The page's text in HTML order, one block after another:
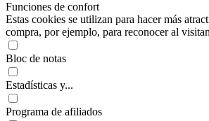
Funciones de confort
Estas cookies se utilizan para hacer más
compra, por ejemplo, para reconocer al
Bloc de notas
Estadísticas y...
Programa de afiliados